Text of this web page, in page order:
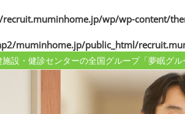
wp/wp-content/
muminhome.jp/public_html/
設・健診センターの全国グループ「夢眠グル